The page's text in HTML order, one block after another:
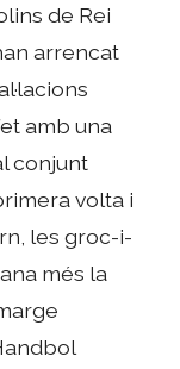
de Rei
arrencat
amb una
conjunt
volta i
les groc-i-
més la